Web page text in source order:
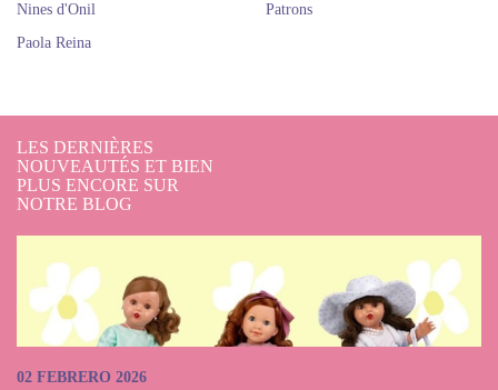
Nines d'Onil
Paola Reina
Patrons
LES DERNIÈRES
NOUVEAUTÉS ET BIEN
PLUS ENCORE SUR
NOTRE BLOG
02 FEBRERO 2026